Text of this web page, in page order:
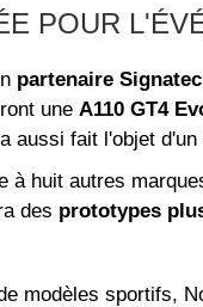
POUR
partenaire
une A110 GT4
aussi fait l'objet d'un
à huit autres
des prototypes
modèles sportifs,